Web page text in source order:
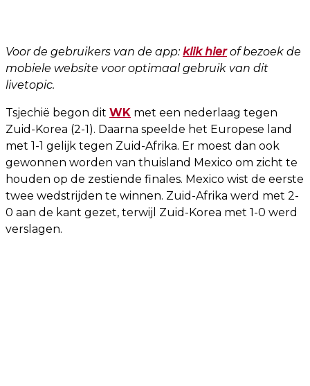
Voor de gebruikers van de app:klik hierof bezoek de
mobiele website voor optimaal gebruik van dit
livetopic.
Tsjechië begon dit WK met een nederlaag tegen
Zuid-Korea (2-1). Daarna speelde het Europese land
met 1-1 gelijk tegen Zuid-Afrika. Er moest dan ook
gewonnen worden van thuisland Mexico om zicht te
houden op de zestiende finales. Mexico wist de eerste
twee wedstrijden te winnen. Zuid-Afrika werd met 2-
0 aan de kant gezet, terwijl Zuid-Korea met 1-0 werd
verslagen.